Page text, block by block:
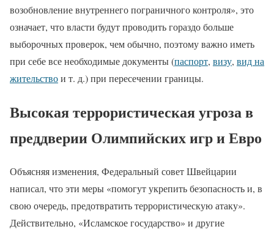
возобновление внутреннего пограничного контроля», это
означает, что власти будут проводить гораздо больше
выборочных проверок, чем обычно, поэтому важно иметь
при себе все необходимые документы (паспорт, визу, вид на
жительствои т. д.) при пересечении границы.
Высокая террористическая угроза в
преддверии Олимпийских игр и Евро
Объясняя изменения, Федеральный совет Швейцарии
написал, что эти меры «помогут укрепить безопасность и, в
свою очередь, предотвратить террористическую атаку».
Действительно, «Исламское государство» и другие